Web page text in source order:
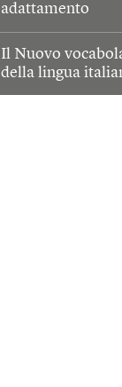
adattamento
Il Nuovo
della lingua